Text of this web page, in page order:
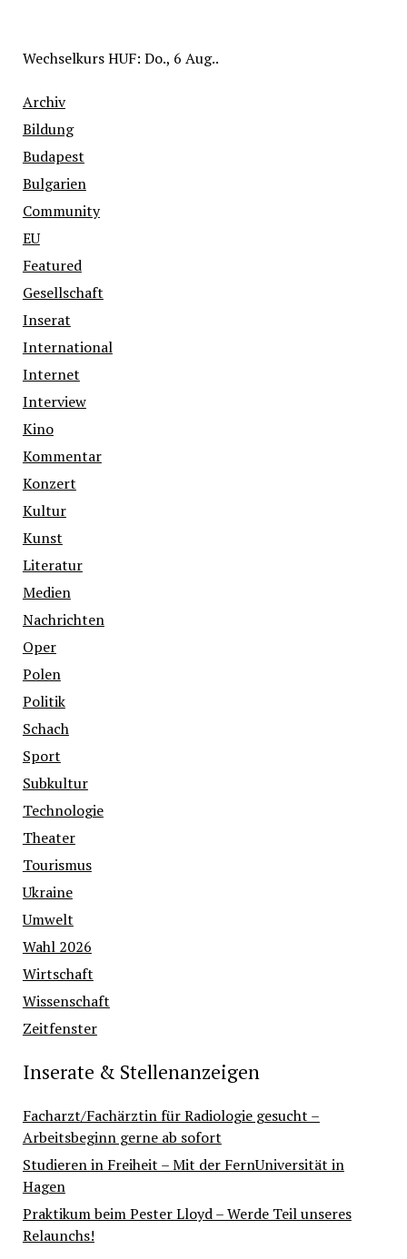
WechselkursHUF: Do., 6 Aug..
Archiv
Bildung
Budapest
Bulgarien
Community
EU
Featured
Gesellschaft
Inserat
International
Internet
Interview
Kino
Kommentar
Konzert
Kultur
Kunst
Literatur
Medien
Nachrichten
Oper
Polen
Politik
Schach
Sport
Subkultur
Technologie
Theater
Tourismus
Ukraine
Umwelt
Wahl 2026
Wirtschaft
Wissenschaft
Zeitfenster
Inserate & Stellenanzeigen
Facharzt/Fachärztin für Radiologie gesucht –
Arbeitsbeginn gerne ab sofort
Studieren in Freiheit – Mit der FernUniversität in
Hagen
Praktikum beim Pester Lloyd – Werde Teil unseres
Relaunchs!